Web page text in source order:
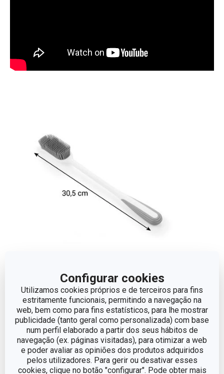
Configurar cookies
Utilizamos cookies próprios e de terceiros para fins
estritamente funcionais, permitindo a navegação na
web, bem como para fins estatísticos, para lhe mostrar
publicidade (tanto geral como personalizada) com base
num perfil elaborado a partir dos seus hábitos de
navegação (ex. páginas visitadas), para otimizar a web
e poder avaliar as opiniões dos produtos adquiridos
pelos utilizadores. Para gerir ou desativar esses
cookies, clique no botão "configurar". Pode obter mais
COMPRIMENTO (CM) 30.5
Outros parâmetros
CATEGORIA Lavar e limpar